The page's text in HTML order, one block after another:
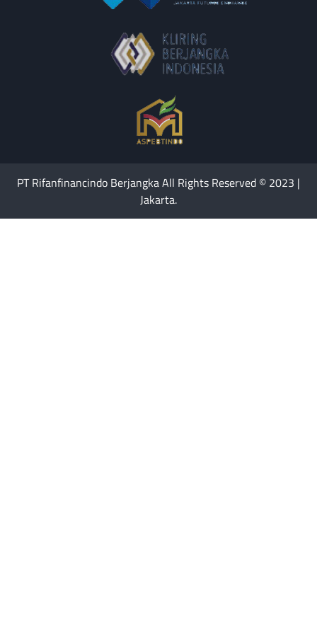
PT Rifanfinancindo Berjangka All Rights Reserved © 2023 |
Jakarta.